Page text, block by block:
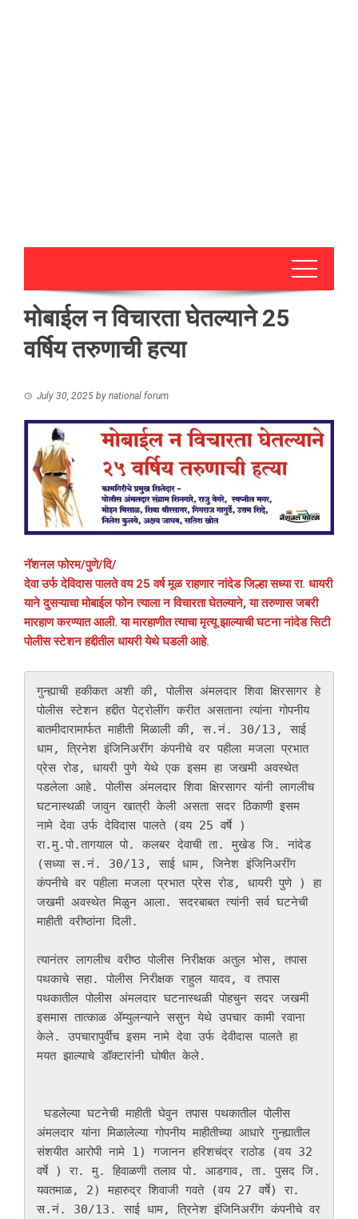
मोबाईल न विचारता घेतल्याने 25
वर्षिय तरुणाची हत्या
July 30, 2025 by national forum
नॅशनल फोरम/पुणे/दि/
देवा उर्फ देविदास पालते वय 25 वर्ष मूळ राहणार नांदेड जिल्हा सध्या रा. धायरी
याने दुसऱ्याचा मोबाईल फोन त्याला न विचारता घेतल्याने, या तरुणास जबरी
मारहाण करण्यात आली. या मारहाणीत त्याचा मृत्यू झाल्याची घटना नांदेड सिटी
पोलीस स्टेशन हद्दीतील धायरी येथे घडली आहे.
गुन्ह्याची हकीकत अशी की, पोलीस अंमलदार शिवा क्षिरसागर हे
पोलीस स्टेशन हद्दीत पेट्रोलींग करीत असताना त्यांना गोपनीय
बातमीदारामार्फत माहीती मिळाली की, स.नं. 30/13, साई
धाम, त्रिनेश इंजिनिअरींग कंपनीचे वर पहीला मजला प्रभात
प्रेस रोड, धायरी पुणे येथे एक इसम हा जखमी अवस्थेत
पडलेला आहे. पोलीस अंमलदार शिवा क्षिरसागर यांनी लागलीच
घटनास्थळी जावुन खात्री केली असता सदर ठिकाणी इसम
नामे देवा उर्फ देविदास पालते (वय 25 वर्षे )
रा.मु.पो.तागयाल पो. कलबर देवाची ता. मुखेड जि. नांदेड
(सध्या स.नं. 30/13, साई धाम, जिनेश इंजिनिअरींग
कंपनीचे वर पहीला मजला प्रभात प्रेस रोड, धायरी पुणे ) हा
जखमी अवस्थेत मिळुन आला. सदरबाबत त्यांनी सर्व घटनेची
माहीती वरीष्ठांना दिली.
त्यानंतर लागलीच वरीष्ठ पोलीस निरीक्षक अतुल भोस, तपास
पथकाचे सहा. पोलीस निरीक्षक राहुल यादव, व तपास
पथकातील पोलीस अंमलदार घटनास्थळी पोहचुन सदर जखमी
इसमास तात्काळ ॲम्युलन्याने ससुन येथे उपचार कामी रवाना
केले. उपचारापुर्वीच इसम नामे देवा उर्फ देवीदास पालते हा
मयत झाल्याचे डॉक्टारांनी घोषीत केले.
घडलेल्या घटनेची माहीती घेवुन तपास पथकातील पोलीस
अंमलदार यांना मिळालेल्या गोपनीय माहीतीच्या आधारे गुन्ह्यातील
संशयीत आरोपी नामे 1) गजानन हरिशचंद्र राठोड (वय 32
वर्षे ) रा. मु. हिवाळणी तलाव पो. आडगाव, ता. पुसद जि.
यवतमाळ, 2) महारुद्र शिवाजी गवते (वय 27 वर्षे) रा.
स.नं. 30/13. साई धाम, त्रिनेश इंजिनिअरींग कंपनीचे वर